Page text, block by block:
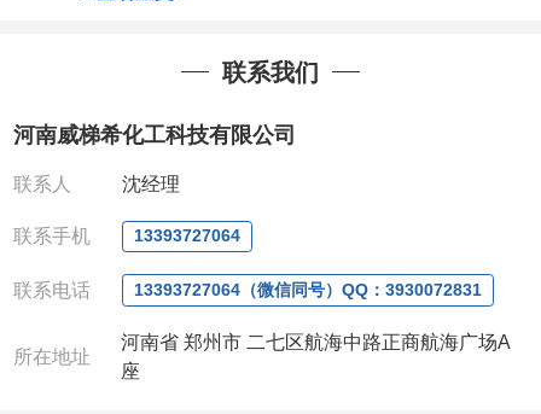
1Mg ; 5Mg;10Mg ;100Mg;250Mg ;500Mg
;1g;2.5g ;5g ;10g可根据客户需求进行分装
作中有用到的试剂,欢迎前来询购
全额退款,并承担所有运费。
QQ:3930072831
联系人: 沈晓东(欢迎致电,或QQ、微信联系)
联系我们
河南威梯希化工科技有限公司
联系人 沈经理
联系手机 13393727064
联系电话 13393727064（微信同号）QQ：3930072831
所在地址
河南省 郑州市 二七区航海中路正商航海广场A
座